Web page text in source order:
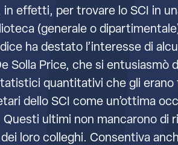
effetti, per trovare lo SCI in
(generale o
ha destato l’interesse di
Solla Price, che si entusiasmò
quantitativi che gli erano
dello SCI come un’ottima
ultimi non mancarono di
loro colleghi. Consentiva